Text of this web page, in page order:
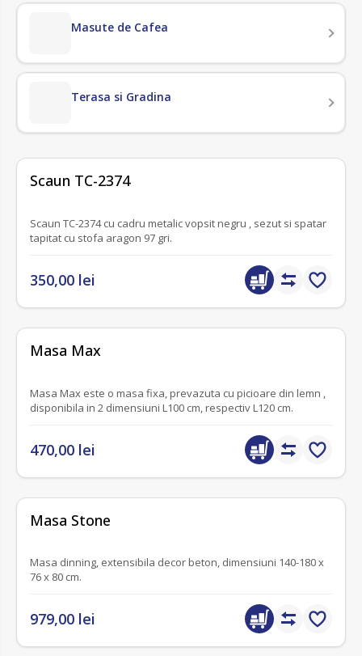
Masute de Cafea
Terasa si Gradina
Scaun TC-2374
Scaun TC-2374 cu cadru metalic vopsit negru , sezut si spatar
tapitat cu stofa aragon 97 gri.
350,00 lei
Masa Max
Masa Max este o masa fixa, prevazuta cu picioare din lemn ,
disponibila in 2 dimensiuni L100 cm, respectiv L120 cm.
470,00 lei
Masa Stone
Masa dinning, extensibila decor beton, dimensiuni 140-180 x
76 x 80 cm.
979,00 lei